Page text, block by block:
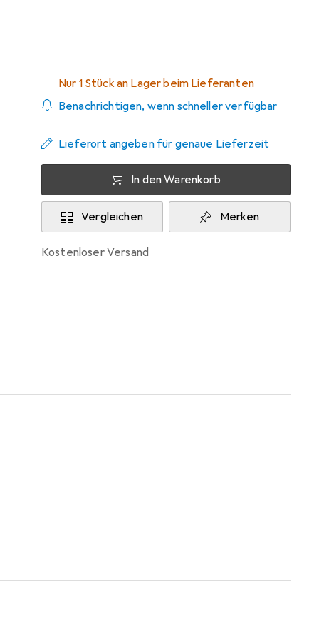
Nur 1 Stück an Lager beim Lieferanten
Benachrichtigen, wenn schneller verfügbar
Lieferort angeben für genaue Lieferzeit
In den Warenkorb
Vergleichen Merken
kostenloser Versand